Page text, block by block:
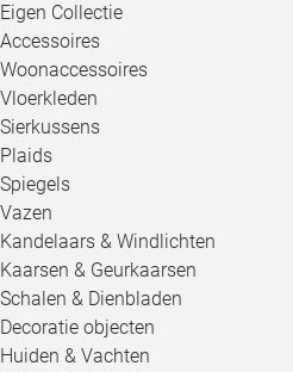
Eigen Collectie
Accessoires
Woonaccessoires
Vloerkleden
Sierkussens
Plaids
Spiegels
Vazen
Kandelaars & Windlichten
Kaarsen & Geurkaarsen
Schalen & Dienbladen
Decoratie objecten
Huiden & Vachten